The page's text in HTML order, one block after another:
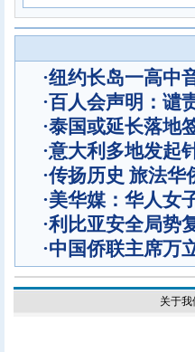
·纽约长岛一高中
·百人会声明：谴
·泰国或延长落地
·意大利多地发起
·传扬历史 旅法华
·美华媒：华人女
·利比亚安全局势
·中国侨联主席万
关于我